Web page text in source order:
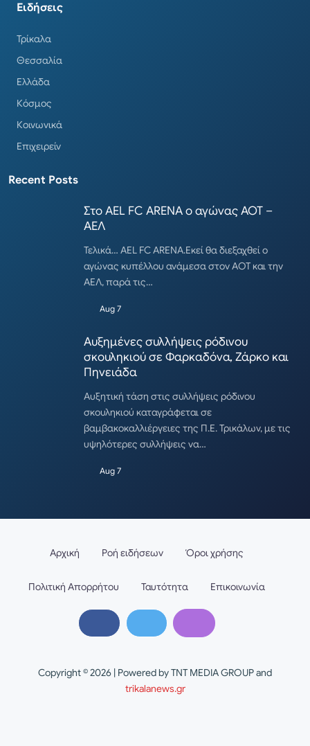
Ειδήσεις
Τρίκαλα
Θεσσαλία
Ελλάδα
Κόσμος
Κοινωνικά
Επιχειρείν
Recent Posts
Στο AEL FC ARENA ο αγώνας ΑΟΤ –
ΑΕΛ
Τελικά… AEL FC ARENA.Εκεί θα διεξαχθεί ο
αγώνας κυπέλλου ανάμεσα στον ΑΟΤ και την
ΑΕΛ, παρά τις…
Aug 7
Αυξημένες συλλήψεις ρόδινου
σκουληκιού σε Φαρκαδόνα, Ζάρκο και
Πηνειάδα
Αυξητική τάση στις συλλήψεις ρόδινου
σκουληκιού καταγράφεται σε
βαμβακοκαλλιέργειες της Π.Ε. Τρικάλων, με τις
υψηλότερες συλλήψεις να…
Aug 7
Copyright © 2026 | Powered by TNT MEDIA GROUP and
trikalanews.gr
Αρχική Ροή ειδήσεων Όροι χρήσης
Πολιτική Απορρήτου Ταυτότητα Επικοινωνία